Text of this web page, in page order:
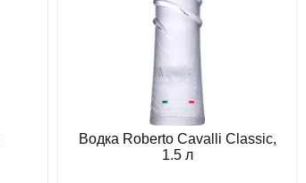
Водка Roberto Cavalli Classic,
1.5 л